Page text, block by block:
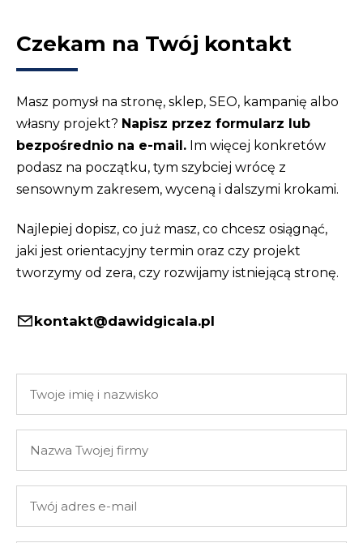
Czekam na Twój kontakt
Masz pomysł na stronę, sklep, SEO, kampanię albo
własny projekt? Napisz przez formularz lub
bezpośrednio na e-mail. Im więcej konkretów
podasz na początku, tym szybciej wrócę z
sensownym zakresem, wyceną i dalszymi krokami.
Najlepiej dopisz, co już masz, co chcesz osiągnąć,
jaki jest orientacyjny termin oraz czy projekt
tworzymy od zera, czy rozwijamy istniejącą stronę.
kontakt@dawidgicala.pl
imię
nazwisko
Twojej
adres